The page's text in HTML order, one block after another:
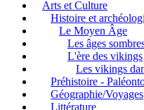
Arts et Culture
Histoire et
Le Moyen Âge
Les âges
L'ère des vikings
Les vikings
Préhistoire -
Géographie/Voyages
Littérature